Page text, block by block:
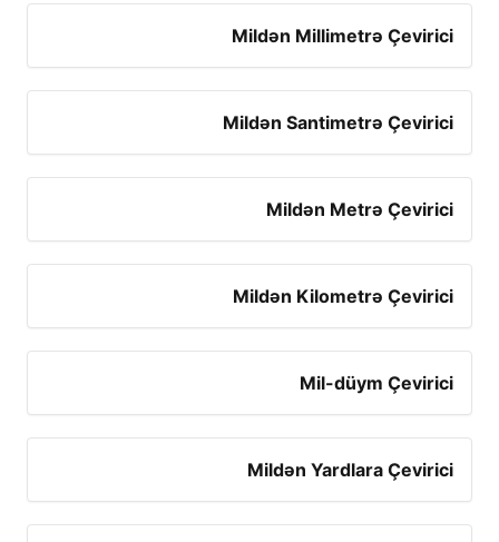
Mildən Millimetrə Çevirici
Mildən Santimetrə Çevirici
Mildən Metrə Çevirici
Mildən Kilometrə Çevirici
Mil-düym Çevirici
Mildən Yardlara Çevirici